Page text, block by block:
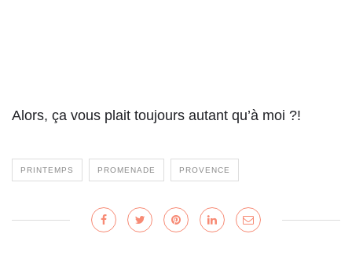
Alors, ça vous plait toujours autant qu’à moi ?!
PRINTEMPS PROMENADE PROVENCE